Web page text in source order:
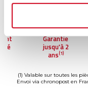
Garantie
jusqu'à 2
ans(1)
(1) Valable sur toutes les
Envoi via chronopost en